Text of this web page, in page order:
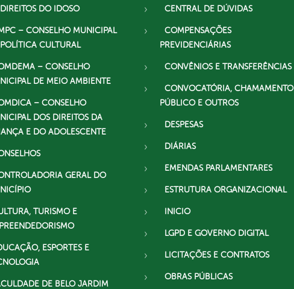
DO IDOSO
– CONSELHO MUNICIPAL
CULTURAL
– CONSELHO
DE MEIO AMBIENTE
– CONSELHO
DOS DIREITOS DA
E DO ADOLESCENTE
GERAL DO
TURISMO E
ESPORTES E
DE BELO JARDIM
CENTRAL DE DÚVIDAS
COMPENSAÇÕES
PREVIDENCIÁRIAS
CONVÊNIOS E TRANSFERÊNCIAS
CONVOCATÓRIA, CHAMAMENTO
PÚBLICO E OUTROS
DESPESAS
DIÁRIAS
EMENDAS PARLAMENTARES
ESTRUTURA ORGANIZACIONAL
INICIO
LGPD E GOVERNO DIGITAL
LICITAÇÕES E CONTRATOS
OBRAS PÚBLICAS